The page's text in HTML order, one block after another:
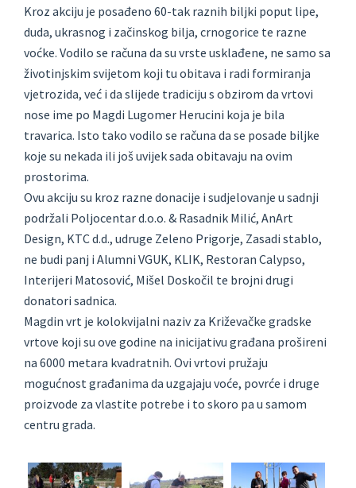
Kroz akciju je posađeno 60-tak raznih biljki poput lipe,
duda, ukrasnog i začinskog bilja, crnogorice te razne
voćke. Vodilo se računa da su vrste usklađene, ne samo sa
životinjskim svijetom koji tu obitava i radi formiranja
vjetrozida, već i da slijede tradiciju s obzirom da vrtovi
nose ime po Magdi Lugomer Herucini koja je bila
travarica. Isto tako vodilo se računa da se posade biljke
koje su nekada ili još uvijek sada obitavaju na ovim
prostorima.
Ovu akciju su kroz razne donacije i sudjelovanje u sadnji
podržali Poljocentar d.o.o. & Rasadnik Milić, AnArt
Design, KTC d.d., udruge Zeleno Prigorje, Zasadi stablo,
ne budi panj i Alumni VGUK, KLIK, Restoran Calypso,
Interijeri Matosović, Mišel Doskočil te brojni drugi
donatori sadnica.
Magdin vrt je kolokvijalni naziv za Križevačke gradske
vrtove koji su ove godine na inicijativu građana prošireni
na 6000 metara kvadratnih. Ovi vrtovi pružaju
mogućnost građanima da uzgajaju voće, povrće i druge
proizvode za vlastite potrebe i to skoro pa u samom
centru grada.